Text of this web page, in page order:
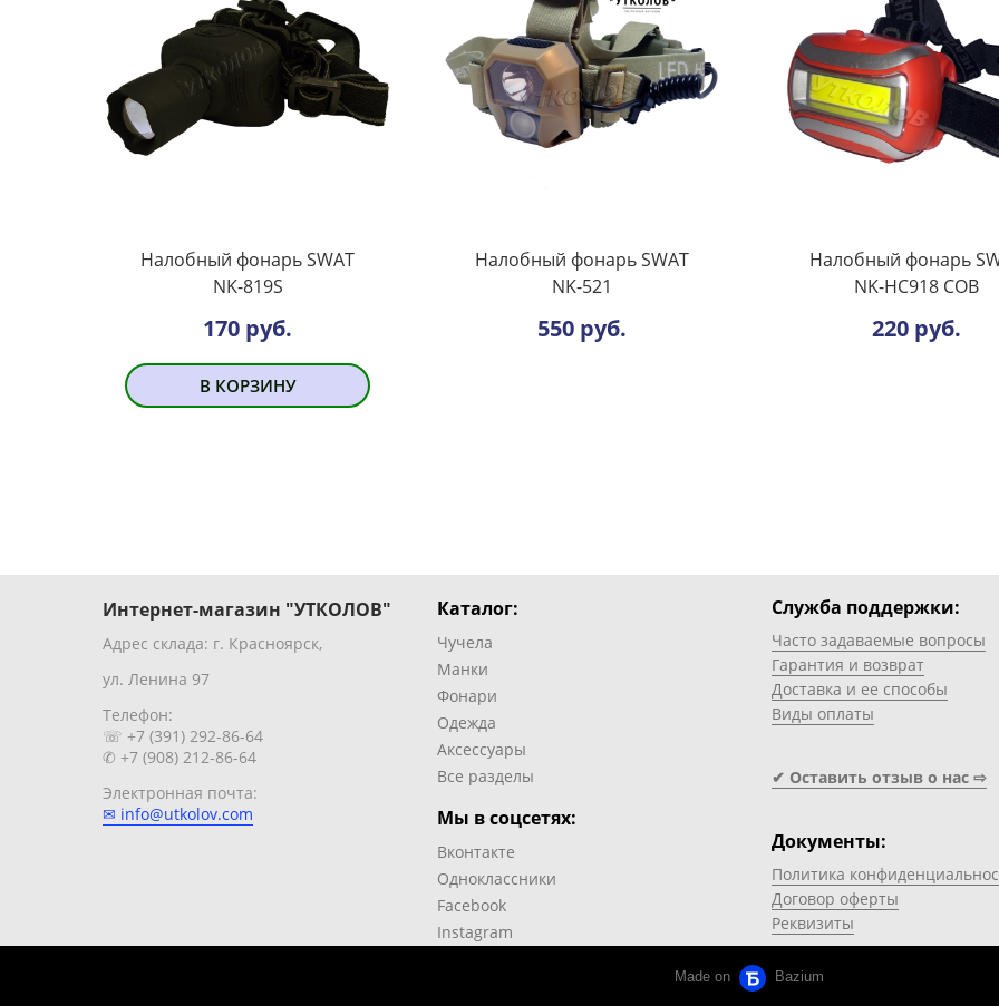
Налобный фонарь SWAT
NK-819S
170 руб.
В КОРЗИНУ
Налобный фонарь SWAT
NK-521
550 руб.
Налобный фонарь
NK-HC918 COB
220 руб.
Интернет-магазин "УТКОЛОВ"
Адрес склада: г. Красноярск,
ул. Ленина 97
Телефон:
☏ +7 (391) 292-86-64
✆ +7 (908) 212-86-64
Электронная почта:
✉ info@utkolov.com
Каталог:
Чучела
Манки
Фонари
Одежда
Аксессуары
Все разделы
Мы в соцсетях:
Вконтакте
Одноклассники
Facebook
Instagram
Служба поддержки:
Часто задаваемые вопросы
Гарантия и возврат
Доставка и ее способы
Виды оплаты
✔ Оставить отзыв о нас ⇨
Документы:
Политика
Договор оферты
Реквизиты
Made on Bazium